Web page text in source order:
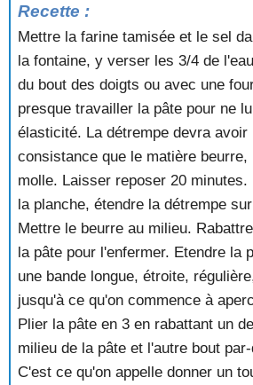
Recette :
Mettre la farine tamisée et le sel
la fontaine, y verser les 3/4 de
du bout des doigts ou avec une
presque travailler la pâte pour ne
élasticité. La détrempe devra avoir
consistance que le matière beurre,
molle. Laisser reposer 20 minutes.
la planche, étendre la détrempe
Mettre le beurre au milieu.
la pâte pour l'enfermer. Etendre la
une bande longue, étroite,
jusqu'à ce qu'on commence à
Plier la pâte en 3 en rabattant un
milieu de la pâte et l'autre bout
C'est ce qu'on appelle donner un